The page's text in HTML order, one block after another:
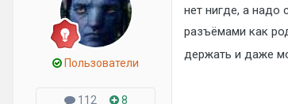
Пользователи
112 8
нет нигде, а надо
разъёмами как
держать и даже